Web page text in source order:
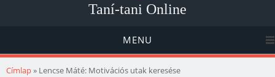
Taní-tani Online
MENU
Jelenlegi hely
Címlap» Lencse Máté: Motivációs utak keresése